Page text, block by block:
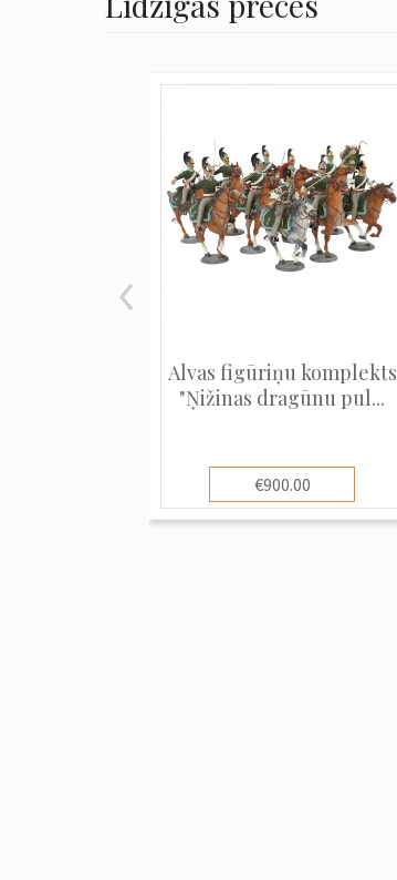
Alvas figūriņu komplekts
"Ņižinas dragūnu pul...
€900.00